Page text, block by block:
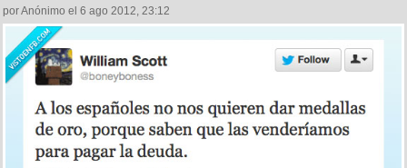
por Anónimo el 6 ago 2012, 23:12